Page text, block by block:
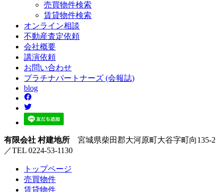
売買物件検索
賃貸物件検索
オンライン相談
不動産査定依頼
会社概要
講演依頼
お問い合わせ
プラチナパートナーズ (会報誌)
blog
有限会社 村建地所 宮城県柴田郡大河原町大谷字町向135-2
／TEL 0224-53-1130
トップページ
売買物件
賃貸物件